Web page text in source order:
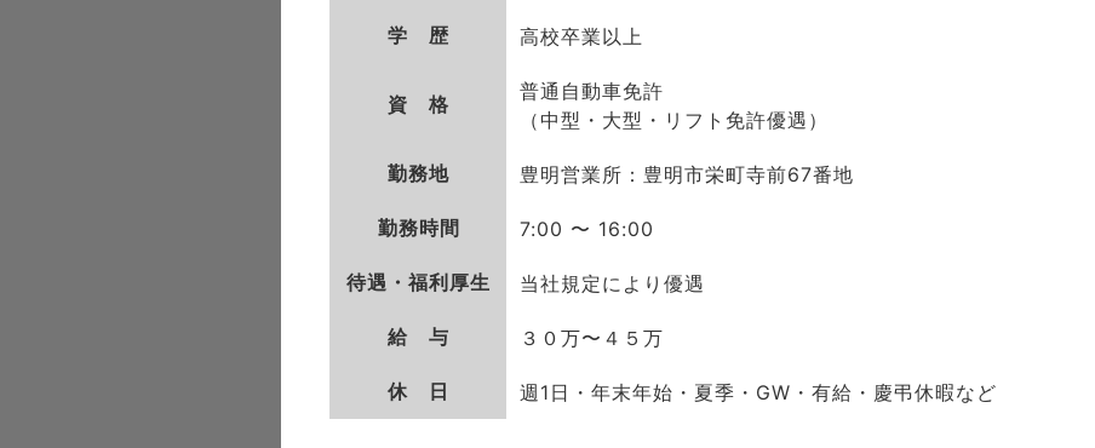
学 歴 高校卒業以上
資 格
普通自動車免許
（中型・大型・リフト免許優遇）
勤務地 豊明営業所：豊明市栄町寺前67番地
勤務時間 7:00 〜 16:00
待遇・福利厚生 当社規定により優遇
給 与 ３０万〜４５万
休 日 週1日・年末年始・夏季・GW・有給・慶弔休暇など